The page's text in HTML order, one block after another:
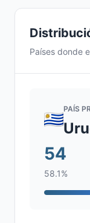
Países donde
PAÍS
54
58.1%